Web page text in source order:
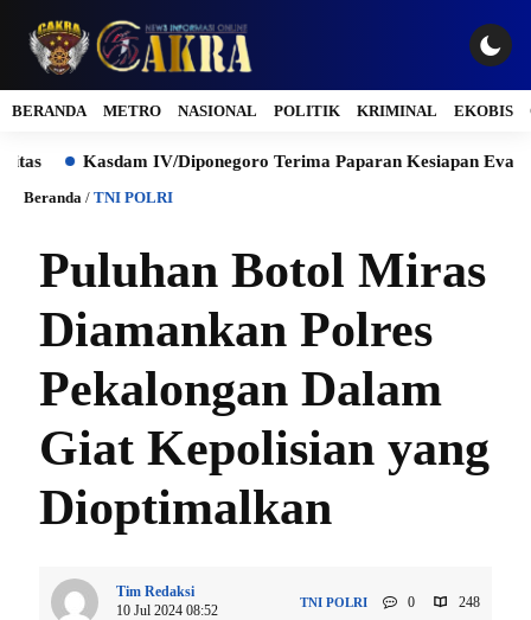
BERANDA METRO NASIONAL POLITIK KRIMINAL EKOBIS
Kasdam IV/Diponegoro Terima Paparan Kesiapan Evaluasi
Beranda / TNI POLRI
Puluhan Botol Miras
Diamankan Polres
Pekalongan Dalam
Giat Kepolisian yang
Dioptimalkan
Tim Redaksi
10 Jul 2024 08:52
TNI POLRI 0 248